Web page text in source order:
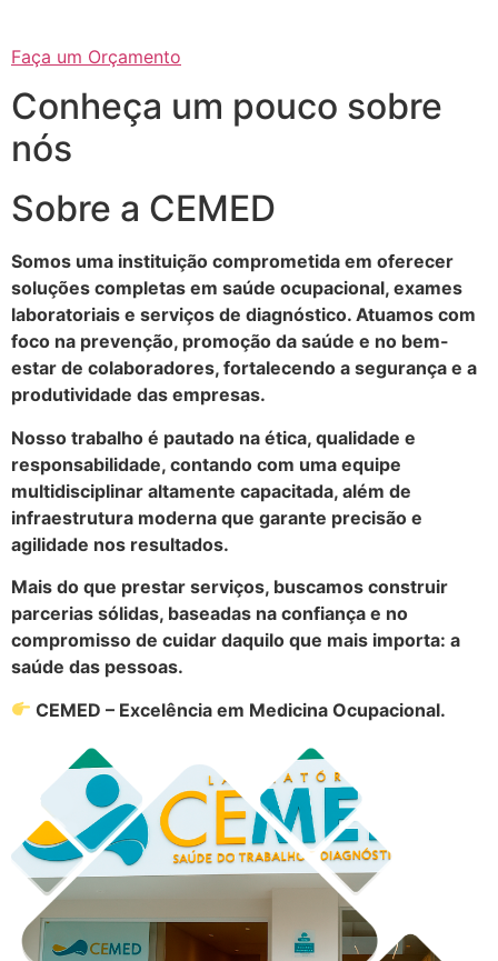
Faça um Orçamento
Conheça um pouco sobre
nós
Sobre a CEMED
Somos uma instituição comprometida em oferecer
soluções completas em saúde ocupacional, exames
laboratoriais e serviços de diagnóstico. Atuamos com
foco na prevenção, promoção da saúde e no bem-
estar de colaboradores, fortalecendo a segurança e a
produtividade das empresas.
Nosso trabalho é pautado na ética, qualidade e
responsabilidade, contando com uma equipe
multidisciplinar altamente capacitada, além de
infraestrutura moderna que garante precisão e
agilidade nos resultados.
Mais do que prestar serviços, buscamos construir
parcerias sólidas, baseadas na confiança e no
compromisso de cuidar daquilo que mais importa: a
saúde das pessoas.
CEMED – Excelência em Medicina Ocupacional.